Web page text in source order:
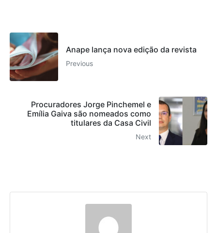
Anape lança nova edição da revista
Previous
Procuradores Jorge Pinchemel e
Emília Gaiva são nomeados como
titulares da Casa Civil
Next